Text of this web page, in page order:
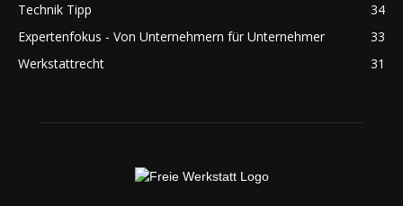
Technik Tipp
34
Expertenfokus - Von Unternehmern für Unternehmer
33
Werkstattrecht
31